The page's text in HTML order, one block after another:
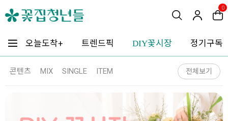
0
오늘도착+ 트렌드픽 DIY꽃시장 정기구독
콘텐츠 MIX SINGLE ITEM 전체보기